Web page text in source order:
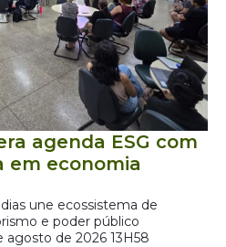
agenda ESG com
em economia
une ecossistema de
e poder público
agosto de 2026 13H58